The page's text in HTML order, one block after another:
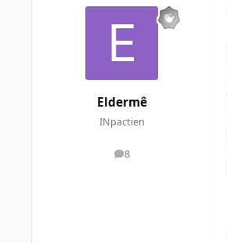
Eldermê
INpactien
8
messages